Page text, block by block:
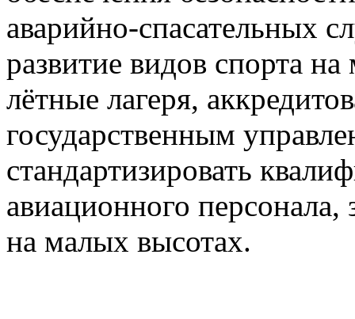
аварийно-спасательных
развитие видов спорта
лётные лагеря,
государственным
стандартизировать
авиационного
на малых высотах.